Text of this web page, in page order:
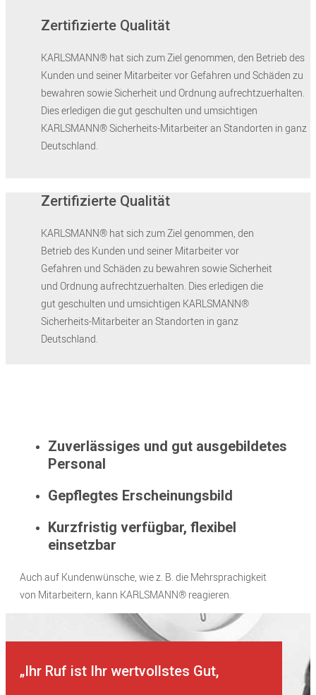
Zertifizierte Qualität
KARLSMANN® hat sich zum Ziel genommen, den Betrieb des
Kunden und seiner Mitarbeiter vor Gefahren und Schäden zu
bewahren sowie Sicherheit und Ordnung aufrechtzuerhalten.
Dies erledigen die gut geschulten und umsichtigen
KARLSMANN® Sicherheits-Mitarbeiter an Standorten in ganz
Deutschland.
Zertifizierte Qualität
KARLSMANN® hat sich zum Ziel genommen, den
Betrieb des Kunden und seiner Mitarbeiter vor
Gefahren und Schäden zu bewahren sowie Sicherheit
und Ordnung aufrechtzuerhalten. Dies erledigen die
gut geschulten und umsichtigen KARLSMANN®
Sicherheits-Mitarbeiter an Standorten in ganz
Deutschland.
Zuverlässiges und gut ausgebildetes
Personal
Gepflegtes Erscheinungsbild
Kurzfristig verfügbar, flexibel
einsetzbar
Auch auf Kundenwünsche, wie z. B. die Mehrsprachigkeit
von Mitarbeitern, kann KARLSMANN® reagieren.
„Ihr Ruf ist Ihr wertvollstes Gut,